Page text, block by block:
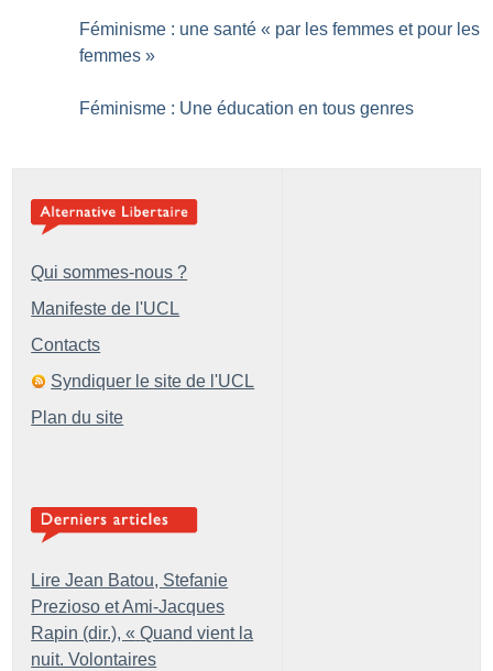
Féminisme : une santé « par les femmes et pour les
femmes »
Féminisme : Une éducation en tous genres
Qui sommes-nous ?
Manifeste de l'UCL
Contacts
Syndiquer le site de l'UCL
Plan du site
Lire Jean Batou, Stefanie
Prezioso et Ami-Jacques
Rapin (dir.), « Quand vient la
nuit. Volontaires